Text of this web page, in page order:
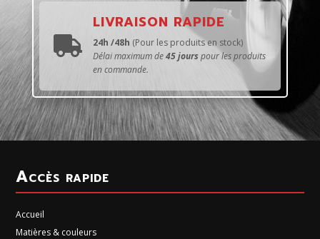

LIVRAISON RAPIDE
24h /48h (Pour les produits en stock)
Délai maximum de45 jourspour les produits
en commande.
Accès rapide
Accueil
Matières & couleurs